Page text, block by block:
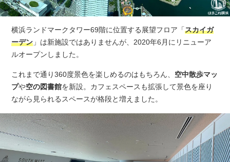
横浜ランドマークタワー69階に位置する展望フロア「スカイガ
ーデン 」は新施設ではありませんが、2020年6月にリニューア
ルオープンしました。
これまで通り360度景色を楽しめるのはもちろん、 空中散歩マッ
プや空の図書館を新設。カフェスペースも拡張して景色を座り
ながら見られるスペースが格段と増えました。
サイトについて